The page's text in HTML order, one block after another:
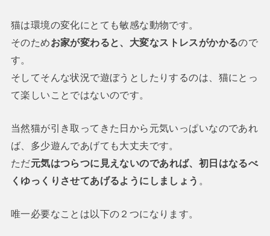
猫は環境の変化にとても敏感な動物です。
そのためお家が変わると、大変なストレスがかかるので
す。
そしてそんな状況で遊ぼうとしたりするのは、猫にとっ
て楽しいことではないのです。
当然猫が引き取ってきた日から元気いっぱいなのであれ
ば、多少遊んであげても大丈夫です。
ただ元気はつらつに見えないのであれば、初日はなるべ
くゆっくりさせてあげるようにしましょう 。
唯一必要なことは以下の２つになります。